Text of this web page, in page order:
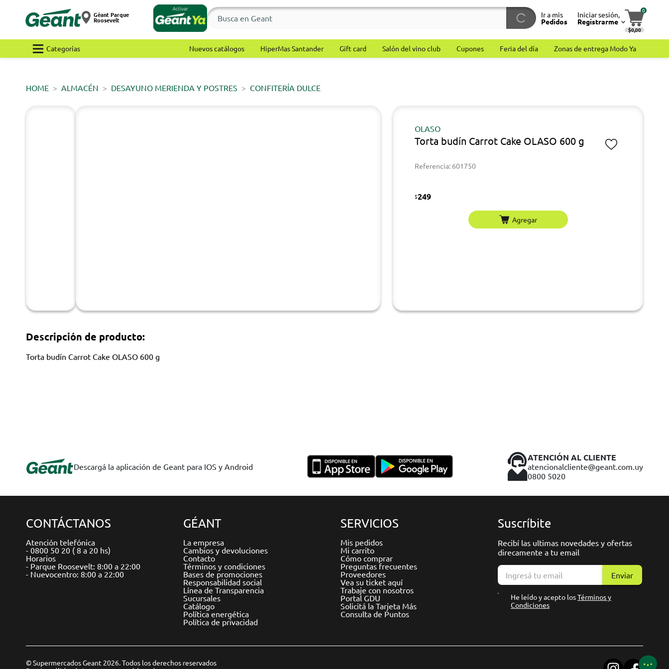
Géant Parque
Roosevelt
Ir a mis
Pedidos
Iniciar sesión,
Registrarme
0
$0,00
Categorías Nuevos catálogos HiperMas Santander Gift card Salón del vino club Cupones Feria del día Zonas de entrega Modo Ya
HOME ALMACÉN DESAYUNO MERIENDA Y POSTRES CONFITERÍA DULCE
OLASO
Torta budín Carrot Cake OLASO 600 g
Referencia: 601750
$249
Agregar
Descripción de producto:
Torta budín Carrot Cake OLASO 600 g
Descargá la aplicación de Geant para IOS y Android
ATENCIÓN AL CLIENTE
atencionalcliente@geant.com.uy
0800 5020
CONTÁCTANOS
Atención telefónica
- 0800 50 20 ( 8 a 20 hs)
Horarios
- Parque Roosevelt: 8:00 a 22:00
- Nuevocentro: 8:00 a 22:00
GÉANT
La empresa
Cambios y devoluciones
Contacto
Términos y condiciones
Bases de promociones
Responsabilidad social
Línea de Transparencia
Sucursales
Catálogo
Política energética
Política de privacidad
SERVICIOS
Mis pedidos
Mi carrito
Cómo comprar
Preguntas frecuentes
Proveedores
Vea su ticket aquí
Trabaje con nosotros
Portal GDU
Solicitá la Tarjeta Más
Consulta de Puntos
Suscríbite
Recibí las ultimas novedades y ofertas
direcamente a tu email
Enviar
He leído y acepto losTérminos y
Condiciones
© Supermercados Geant 2026. Todos los derechos reservados